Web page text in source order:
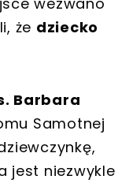
że dziecko
Barbara
Samotnej
jest niezwykle